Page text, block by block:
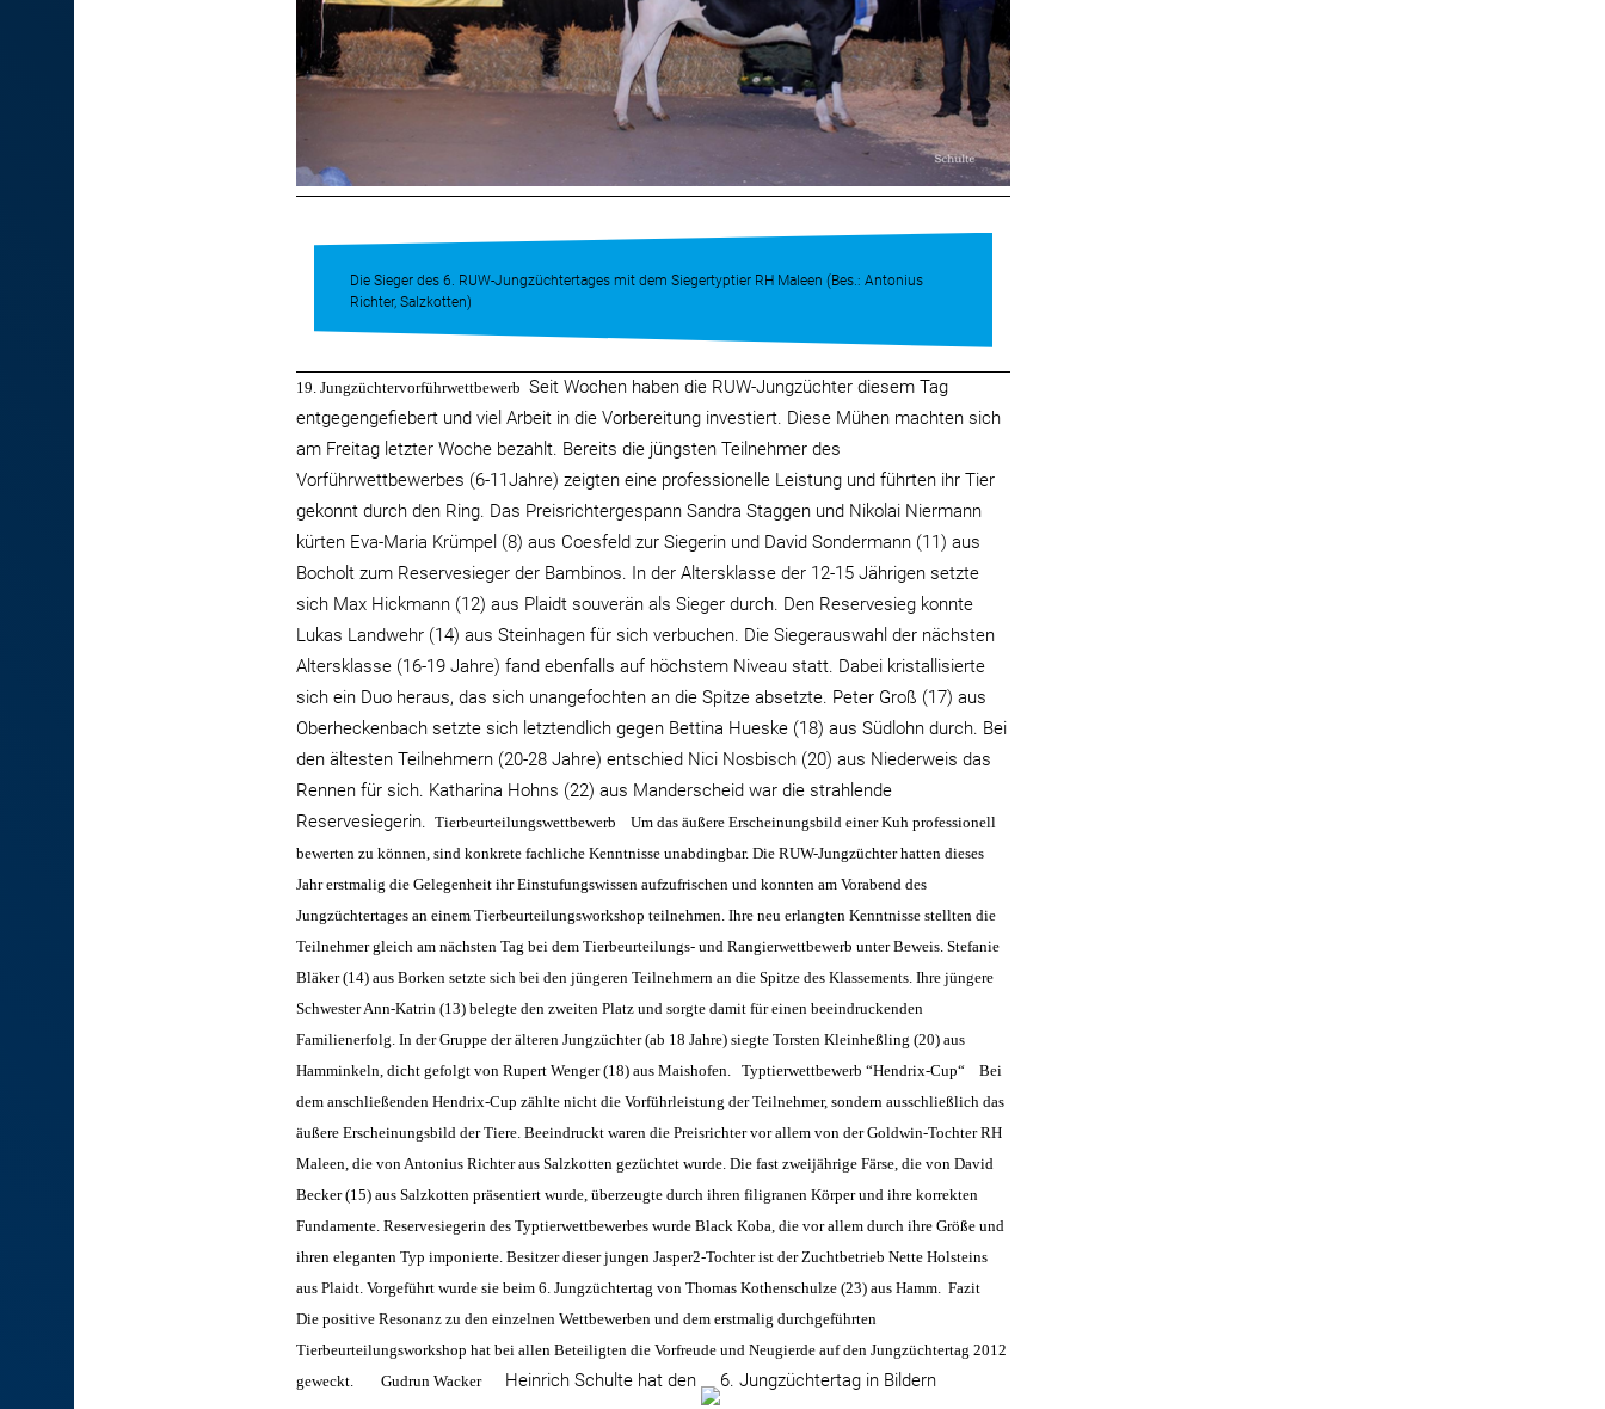
Die Sieger des 6. RUW-Jungzüchtertages mit dem Siegertyptier RH Maleen (Bes.: Antonius
Richter, Salzkotten)
19. Jungzüchtervorführwettbewerb Seit Wochen haben die RUW-Jungzüchter diesem Tag
entgegengefiebert und viel Arbeit in die Vorbereitung investiert. Diese Mühen machten sich
am Freitag letzter Woche bezahlt. Bereits die jüngsten Teilnehmer des
Vorführwettbewerbes (6-11Jahre) zeigten eine professionelle Leistung und führten ihr Tier
gekonnt durch den Ring. Das Preisrichtergespann Sandra Staggen und Nikolai Niermann
kürten Eva-Maria Krümpel (8) aus Coesfeld zur Siegerin und David Sondermann (11) aus
Bocholt zum Reservesieger der Bambinos. In der Altersklasse der 12-15 Jährigen setzte
sich Max Hickmann (12) aus Plaidt souverän als Sieger durch. Den Reservesieg konnte
Lukas Landwehr (14) aus Steinhagen für sich verbuchen. Die Siegerauswahl der nächsten
Altersklasse (16-19 Jahre) fand ebenfalls auf höchstem Niveau statt. Dabei kristallisierte
sich ein Duo heraus, das sich unangefochten an die Spitze absetzte. Peter Groß (17) aus
Oberheckenbach setzte sich letztendlich gegen Bettina Hueske (18) aus Südlohn durch. Bei
den ältesten Teilnehmern (20-28 Jahre) entschied Nici Nosbisch (20) aus Niederweis das
Rennen für sich. Katharina Hohns (22) aus Manderscheid war die strahlende
Reservesiegerin. Tierbeurteilungswettbewerb
Um das äußere Erscheinungsbild einer Kuh professionell
bewerten zu können, sind konkrete fachliche Kenntnisse unabdingbar. Die RUW-Jungzüchter hatten dieses
Jahr erstmalig die Gelegenheit ihr Einstufungswissen aufzufrischen und konnten am Vorabend des
Jungzüchtertages an einem Tierbeurteilungsworkshop teilnehmen. Ihre neu erlangten Kenntnisse stellten die
Teilnehmer gleich am nächsten Tag bei dem Tierbeurteilungs- und Rangierwettbewerb unter Beweis. Stefanie
Bläker (14) aus Borken setzte sich bei den jüngeren Teilnehmern an die Spitze des Klassements. Ihre jüngere
Schwester Ann-Katrin (13) belegte den zweiten Platz und sorgte damit für einen beeindruckenden
Familienerfolg. In der Gruppe der älteren Jungzüchter (ab 18 Jahre) siegte Torsten Kleinheßling (20) aus
Hamminkeln, dicht gefolgt von Rupert Wenger (18) aus Maishofen. Typtierwettbewerb “Hendrix-Cup“
Bei
dem anschließenden Hendrix-Cup zählte nicht die Vorführleistung der Teilnehmer, sondern ausschließlich das
äußere Erscheinungsbild der Tiere. Beeindruckt waren die Preisrichter vor allem von der Goldwin-Tochter RH
Maleen, die von Antonius Richter aus Salzkotten gezüchtet wurde. Die fast zweijährige Färse, die von David
Becker (15) aus Salzkotten präsentiert wurde, überzeugte durch ihren filigranen Körper und ihre korrekten
Fundamente. Reservesiegerin des Typtierwettbewerbes wurde Black Koba, die vor allem durch ihre Größe und
ihren eleganten Typ imponierte. Besitzer dieser jungen Jasper2-Tochter ist der Zuchtbetrieb Nette Holsteins
aus Plaidt. Vorgeführt wurde sie beim 6. Jungzüchtertag von Thomas Kothenschulze (23) aus Hamm. Fazit
Die positive Resonanz zu den einzelnen Wettbewerben und dem erstmalig durchgeführten
Tierbeurteilungsworkshop hat bei allen Beteiligten die Vorfreude und Neugierde auf den Jungzüchtertag 2012
geweckt.
Gudrun WackerHeinrich Schulte hat den
6. Jungzüchtertag in Bildern